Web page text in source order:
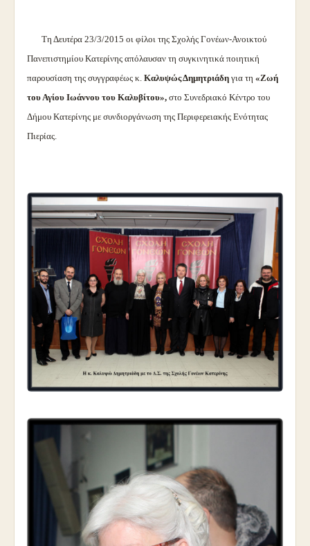
Τη Δευτέρα 23/3/2015 οι φίλοι της Σχολής Γονέων-Ανοικτού
Πανεπιστημίου Κατερίνης απόλαυσαν τη συγκινητικά ποιητική
παρουσίαση της συγγραφέως κ. Καλυψώς Δημητριάδη για τη «Ζωή
του Αγίου Ιωάννου του Καλυβίτου», στο Συνεδριακό Κέντρο του
Δήμου Κατερίνης με συνδιοργάνωση της Περιφερειακής Ενότητας
Πιερίας.